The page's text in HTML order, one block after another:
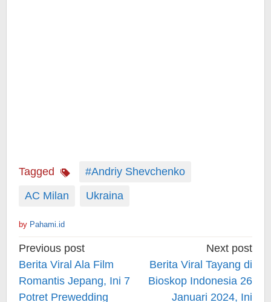
Tagged
#Andriy Shevchenko
AC Milan
Ukraina
by Pahami.id
Post
navigation
Previous post
Berita Viral Ala Film
Romantis Jepang, Ini 7
Potret Prewedding
Next post
Berita Viral Tayang di
Bioskop Indonesia 26
Januari 2024, Ini